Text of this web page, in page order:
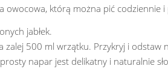
owocowa, którą można pić codziennie i
jabłek.
zalej 500 ml wrzątku. Przykryj i odstaw
napar jest delikatny i naturalnie